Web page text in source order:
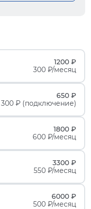
1200 ₽
300 ₽/месяц
650 ₽
300 ₽ (подключение)
1800 ₽
600 ₽/месяц
3300 ₽
550 ₽/месяц
6000 ₽
500 ₽/месяц